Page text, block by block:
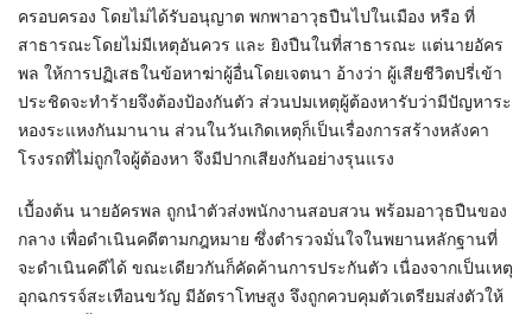
ครอบครอง โดยไม่ได้รับอนุญาต พกพาอาวุธปืนไปในเมือง หรือ ที่
สาธารณะโดยไม่มีเหตุอันควร และ ยิงปืนในที่สาธารณะ แต่นายอัคร
พล ให้การปฏิเสธในข้อหาฆ่าผู้อื่นโดยเจตนา อ้างว่า ผู้เสียชีวิตปรี่เข้า
ประชิดจะทำร้ายจึงต้องป้องกันตัว ส่วนปมเหตุผู้ต้องหารับว่ามีปัญหาระ
หองระแหงกันมานาน ส่วนในวันเกิดเหตุก็เป็นเรื่องการสร้างหลังคา
โรงรถที่ไม่ถูกใจผู้ต้องหา จึงมีปากเสียงกันอย่างรุนแรง
เบื้องต้น นายอัครพล ถูกนำตัวส่งพนักงานสอบสวน พร้อมอาวุธปืนของ
กลาง เพื่อดำเนินคดีตามกฎหมาย ซึ่งตำรวจมั่นใจในพยานหลักฐานที่
จะดำเนินคดีได้ ขณะเดียวกันก็คัดค้านการประกันตัว เนื่องจากเป็นเหตุ
อุกฉกรรจ์สะเทือนขวัญ มีอัตราโทษสูง จึงถูกควบคุมตัวเตรียมส่งตัวให้